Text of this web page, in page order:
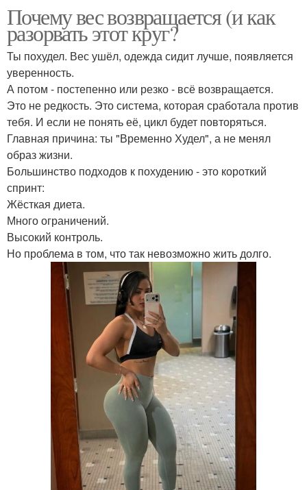
Почему вес возвращается (и как
разорвать этот круг?
Ты похудел. Вес ушёл, одежда сидит лучше, появляется
уверенность.
А потом - постепенно или резко - всё возвращается.
Это не редкость. Это система, которая сработала против
тебя. И если не понять её, цикл будет повторяться.
Главная причина: ты "Временно Худел", а не менял
образ жизни.
Большинство подходов к похудению - это короткий
спринт:
Жёсткая диета.
Много ограничений.
Высокий контроль.
Но проблема в том, что так невозможно жить долго.